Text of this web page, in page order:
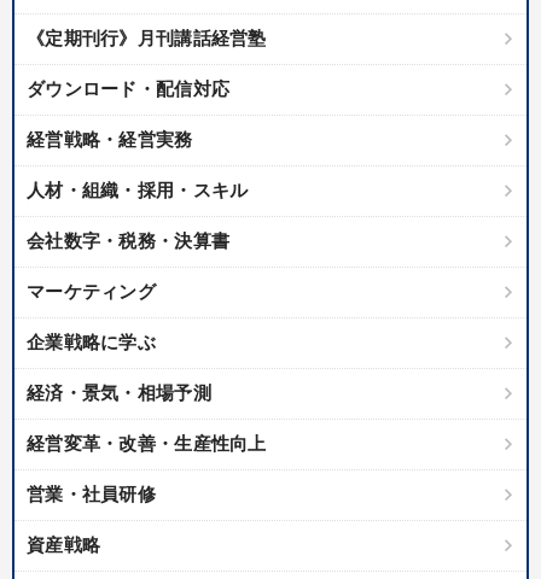
《定期刊行》月刊講話経営塾
ダウンロード・配信対応
経営戦略・経営実務
人材・組織・採用・スキル
会社数字・税務・決算書
マーケティング
企業戦略に学ぶ
経済・景気・相場予測
経営変革・改善・生産性向上
営業・社員研修
資産戦略